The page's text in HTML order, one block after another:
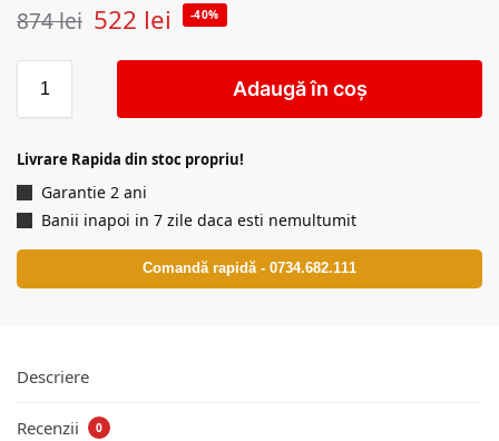
874lei 522 lei -40%
Adaugă în coș
Livrare Rapida din stoc propriu!
Garantie 2 ani
Banii inapoi in 7 zile daca esti nemultumit
Comandă rapidă - 0734.682.111
Descriere
Recenzii 0